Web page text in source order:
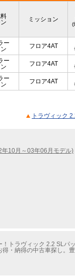
ミッション
(
ー
フロア4AT
ー
フロア4AT
ー
フロア4AT
トラヴィック
年10月～03年06月モデル)
トラヴィック 2.2 SLパ
・納得の中古車探し